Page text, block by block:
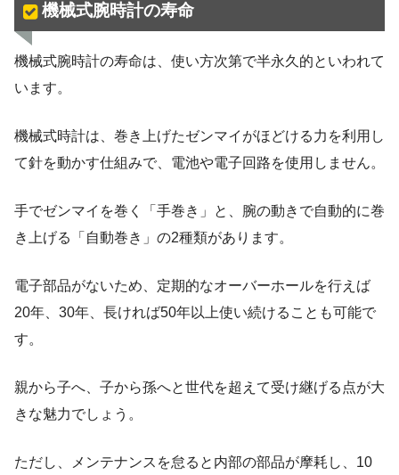
機械式腕時計の寿命
機械式腕時計の寿命は、使い方次第で半永久的といわれて
います。
機械式時計は、巻き上げたゼンマイがほどける力を利用し
て針を動かす仕組みで、電池や電子回路を使用しません。
手でゼンマイを巻く「手巻き」と、腕の動きで自動的に巻
き上げる「自動巻き」の2種類があります。
電子部品がないため、定期的なオーバーホールを行えば
20年、30年、長ければ50年以上使い続けることも可能で
す。
親から子へ、子から孫へと世代を超えて受け継げる点が大
きな魅力でしょう。
ただし、メンテナンスを怠ると内部の部品が摩耗し、10